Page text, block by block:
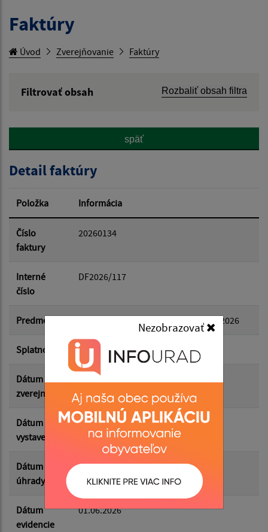
Nezobrazovať
Faktúry
Úvod Zverejňovanie Faktúry
Filtrovať obsah
Rozbaliť obsah filtra
Hľadať v:
Dátum od:
Dátum do:
Suma od:
Suma do:
Filtrovať Reset
späť
Detail faktúry
Položka Informácia
Číslo
faktury
20260134
Interné
číslo
DF2026/117
Predmet FA za výkon zodpovednej osoby 06/2026
Splatnosť 08.06.2026
Dátum
zverejnenia
03.06.2026
Dátum
vystavenia
01.06.2026
Dátum
úhrady
01.06.2026
Dátum
evidencie
01.06.2026